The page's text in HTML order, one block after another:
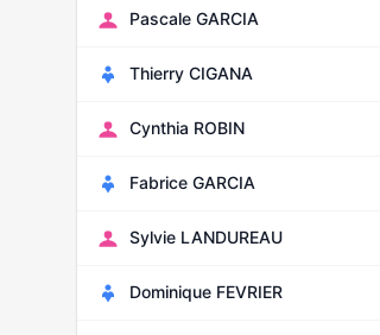
Pascale GARCIA
Thierry CIGANA
Cynthia ROBIN
Fabrice GARCIA
Sylvie LANDUREAU
Dominique FEVRIER